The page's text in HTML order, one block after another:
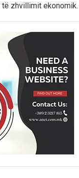
zhvillimit ekonomik.